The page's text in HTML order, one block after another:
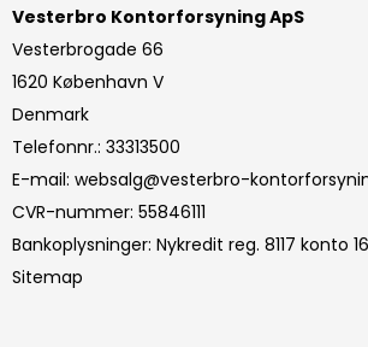
Vesterbro Kontorforsyning ApS
Vesterbrogade 66
1620 København V
Denmark
Telefonnr.: 33313500
E-mail: websalg@vesterbro-
CVR-nummer: 55846111
Bankoplysninger: Nykredit reg. 8117 konto
Sitemap